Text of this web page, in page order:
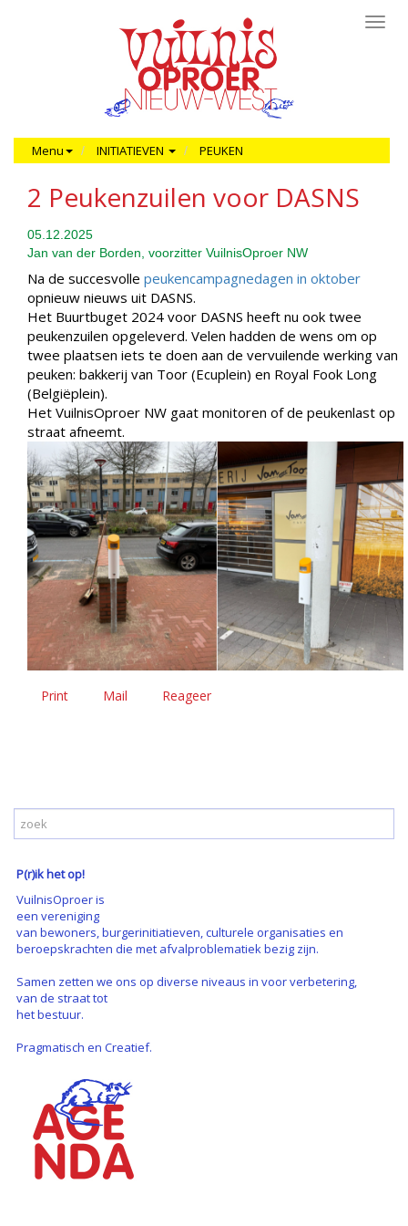
Menu INITIATIEVEN PEUKEN
2 Peukenzuilen voor DASNS
05.12.2025
Jan van der Borden, voorzitter VuilnisOproer NW
Na de succesvolle peukencampagnedagen in oktober
opnieuw nieuws uit DASNS.
Het Buurtbuget 2024 voor DASNS heeft nu ook twee
peukenzuilen opgeleverd. Velen hadden de wens om op
twee plaatsen iets te doen aan de vervuilende werking van
peuken: bakkerij van Toor (Ecuplein) en Royal Fook Long
(Belgiëplein).
Het VuilnisOproer NW gaat monitoren of de peukenlast op
straat afneemt.
Print Mail Reageer
P(r)ik het op!
VuilnisOproer is
een vereniging
van bewoners, burgerinitiatieven, culturele organisaties en
beroepskrachten die met afvalproblematiek bezig zijn.
Samen zetten we ons op diverse niveaus in voor verbetering,
van de straat tot
het bestuur.
Pragmatisch en Creatief.